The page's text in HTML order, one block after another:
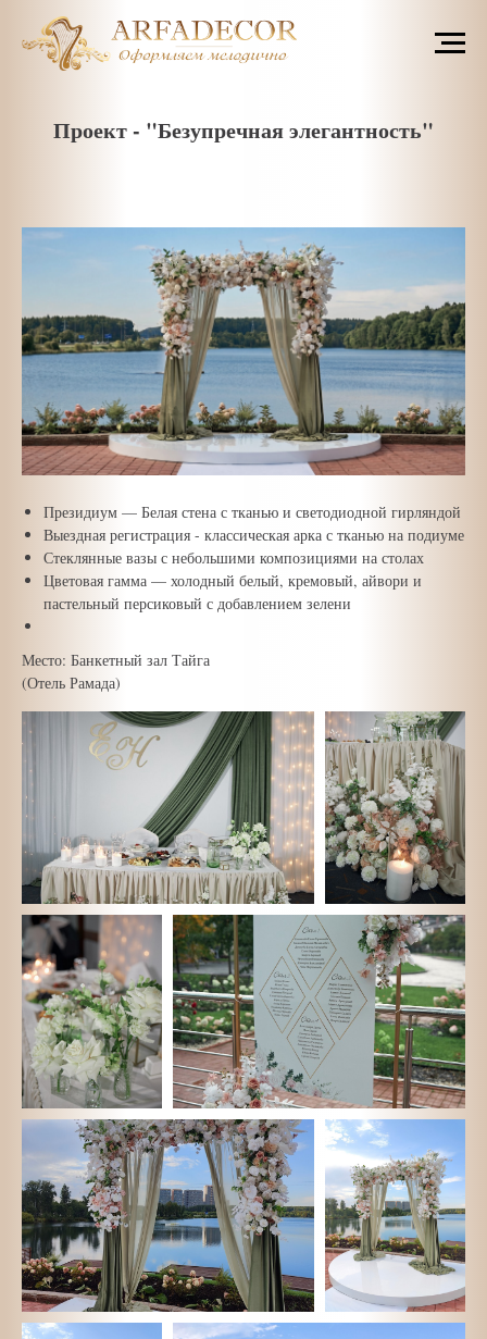
Проект - "Безупречная элегантность"
Президиум — Белая стена с тканью и светодиодной гирляндой
Выездная регистрация - классическая арка с тканью на подиуме
Стеклянные вазы с небольшими композициями на столах
Цветовая гамма — холодный белый, кремовый, айвори и
пастельный персиковый с добавлением зелени
Место: Банкетный зал Тайга
(Отель Рамада)